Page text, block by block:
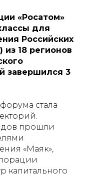
«Росатом»
для
Российских
18 регионов
завершился 3
стала
прошли
«Маяк»,
капитального